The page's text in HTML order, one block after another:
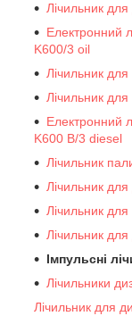
Лічильник
Електронний
K600/3 oil
Лічильник
Лічильник
Електронний
K600 B/3 diesel
Лічильник
Лічильник
Лічильник
Лічильник
Імпульсні
Лічильники
Лічильник для